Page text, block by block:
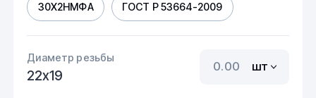
30Х2НМФА ГОСТ Р 53664-2009
Диаметр резьбы
22х19
шт